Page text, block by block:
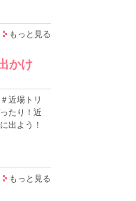
もっと見る
かけ
近場トリ
たり！近
出よう！
もっと見る